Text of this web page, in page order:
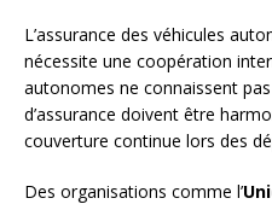
L’assurance des véhicules
nécessite une coopération
autonomes ne connaissent
d’assurance doivent être
couverture continue lors des
Des organisations comme l’